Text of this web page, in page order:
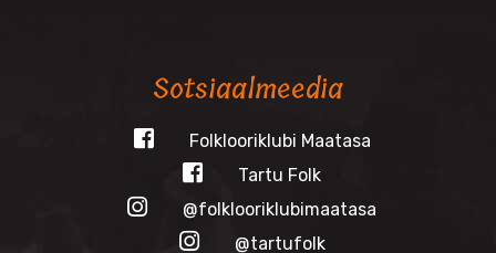
Sotsiaalmeedia
Folklooriklubi Maatasa
Tartu Folk
@folklooriklubimaatasa
@tartufolk